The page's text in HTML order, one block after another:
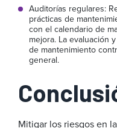
Auditorías regulares:
prácticas de
con el calendario de
mejora. La evaluación
de mantenimiento
general.
Mitigar los riesgos en